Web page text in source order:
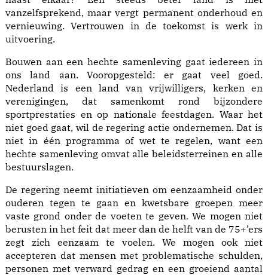
vanzelfsprekend, maar vergt permanent onderhoud en
vernieuwing. Vertrouwen in de toekomst is werk in
uitvoering.
Bouwen aan een hechte samenleving gaat iedereen in
ons land aan. Vooropgesteld: er gaat veel goed.
Nederland is een land van vrijwilligers, kerken en
verenigingen, dat samenkomt rond bijzondere
sportprestaties en op nationale feestdagen. Waar het
niet goed gaat, wil de regering actie ondernemen. Dat is
niet in één programma of wet te regelen, want een
hechte samenleving omvat alle beleidsterreinen en alle
bestuurslagen.
De regering neemt initiatieven om eenzaamheid onder
ouderen tegen te gaan en kwetsbare groepen meer
vaste grond onder de voeten te geven. We mogen niet
berusten in het feit dat meer dan de helft van de 75+’ers
zegt zich eenzaam te voelen. We mogen ook niet
accepteren dat mensen met problematische schulden,
personen met verward gedrag en een groeiend aantal